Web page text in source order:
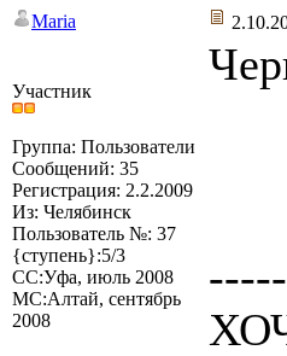
Maria
Участник
Группа: Пользователи
Сообщений: 35
Регистрация: 2.2.2009
Из: Челябинск
Пользователь №: 37
{ступень}:5/3
СС:Уфа, июль 2008
МС:Алтай, сентябрь
2008